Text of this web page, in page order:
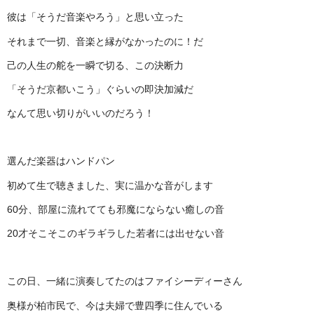
彼は「そうだ音楽やろう」と思い立った
それまで一切、音楽と縁がなかったのに！だ
己の人生の舵を一瞬で切る、この決断力
「そうだ京都いこう」ぐらいの即決加減だ
なんて思い切りがいいのだろう！
選んだ楽器はハンドパン
初めて生で聴きました、実に温かな音がします
60分、部屋に流れてても邪魔にならない癒しの音
20才そこそこのギラギラした若者には出せない音
この日、一緒に演奏してたのはファイシーディーさん
奥様が柏市民で、今は夫婦で豊四季に住んでいる